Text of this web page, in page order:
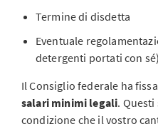
Termine di disdetta
Eventuale
detergenti portati con
Il Consiglio federale ha
salari minimi legali.
condizione che il vostro